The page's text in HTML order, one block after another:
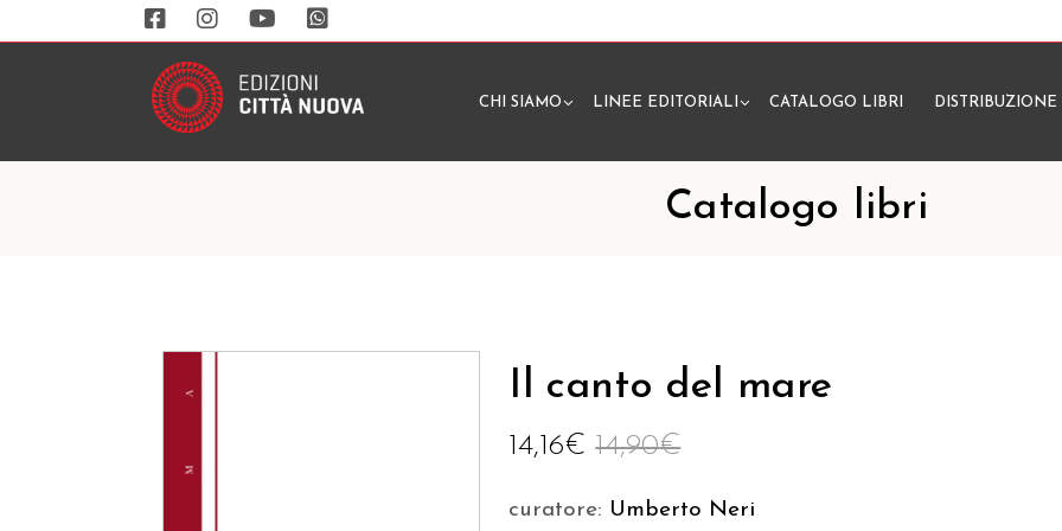
CHI SIAMO LINEE EDITORIALI CATALOGO LIBRI DISTRIBUZIONE
Catalogo libri
Il canto del mare
14,90€
14,16€
curatore: Umberto Neri